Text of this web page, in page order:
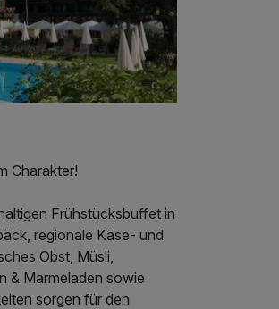
Charakter!
Frühstücksbuffet in
regionale Käse- und
Obst, Müsli,
& Marmeladen sowie
sorgen für den